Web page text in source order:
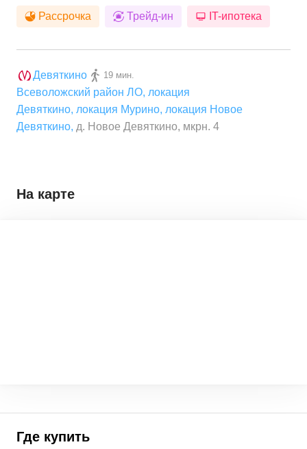
Рассрочка Трейд-ин IT-ипотека
Девяткино 19 мин.
Всеволожский район ЛО, локация
Девяткино, локация Мурино, локация Новое
Девяткино, д. Новое Девяткино, мкрн. 4
Где купить
На карте